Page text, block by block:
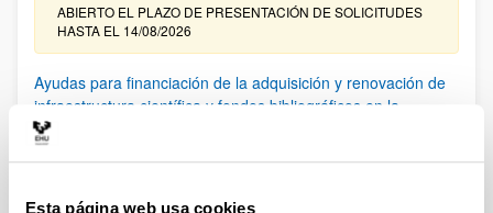
Esta página web usa cookies
ABIERTO EL PLAZO DE PRESENTACIÓN DE SOLICITUDES
HASTA EL 14/08/2026
Ayudas para financiación de la adquisición y renovación de
infraestructura científica y fondos bibliográficos en la
UPV/EHU 2026
solicitudes admitidas y excluidas. 23/03/2026: Relación